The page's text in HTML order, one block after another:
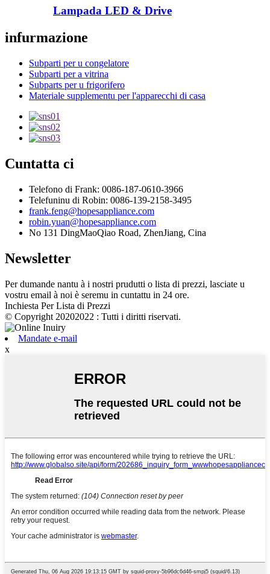
Lampada LED & Drive
infurmazione
Subparti per u congelatore
Subparti per a vitrina
Subparts per u frigorifero
Materiale supplementu per l'apparecchi di casa
Cuntatta ci
Telefono di Frank: 0086-187-0610-3966
Telefuninu di Robin: 0086-139-2158-3495
frank.feng@hopesappliance.com
robin.yuan@hopesappliance.com
No 131 DingMaoQiao Road, ZhenJiang, Cina
Newsletter
Per dumande nantu à i nostri prudutti o lista di prezzi, lasciate u
vostru email à noi è seremu in cuntattu in 24 ore.
Inchiesta Per Lista di Prezzi
© Copyright 20202022 : Tutti i diritti riservati.
Mandate e-mail
x